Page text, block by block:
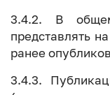
3.4.2. В
представлять
ранее
3.4.3.